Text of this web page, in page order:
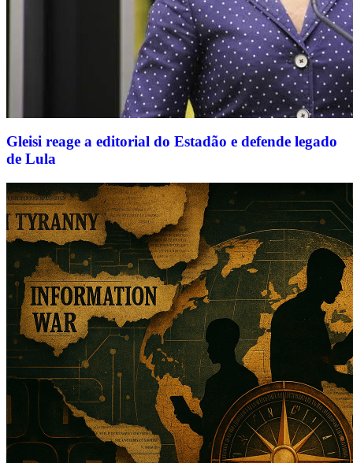
Gleisi reage a editorial do Estadão e defende legado
de Lula